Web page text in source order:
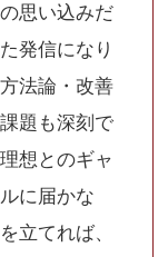
思い込みだ
発信になり
法論・改善
題も深刻で
想とのギャ
に届かな
立てれば、